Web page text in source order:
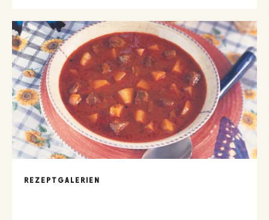
REZEPTGALERIEN